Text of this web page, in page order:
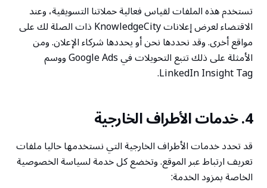
تستخدم هذه الملفات لقياس فعالية حملاتنا التسويقية، وعند
الاقتضاء لعرض إعلانات KnowledgeCity ذات الصلة لك على
مواقع أخرى. وقد نحددها نحن أو يحددها شركاء الإعلان. ومن
الأمثلة على ذلك تتبع التحويلات في Google Ads ووسم
LinkedIn Insight Tag.
4. خدمات الأطراف الخارجية
قد تحدد خدمات الأطراف الخارجية التي نستخدمها حاليا ملفات
تعريف ارتباط عبر الموقع. وتخضع كل خدمة لسياسة الخصوصية
الخاصة بمزود الخدمة: